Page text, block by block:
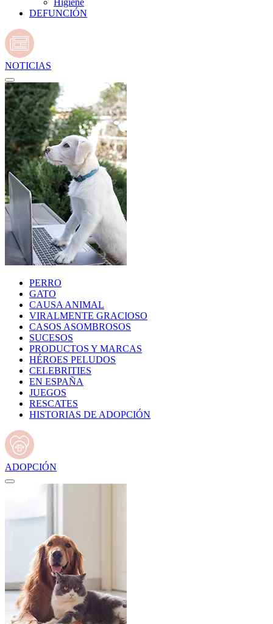
Higiene
DEFUNCIÓN
NOTICIAS
PERRO
GATO
CAUSA ANIMAL
VIRALMENTE GRACIOSO
CASOS ASOMBROSOS
SUCESOS
PRODUCTOS Y MARCAS
HÉROES PELUDOS
CELEBRITIES
EN ESPAÑA
JUEGOS
RESCATES
HISTORIAS DE ADOPCIÓN
ADOPCIÓN